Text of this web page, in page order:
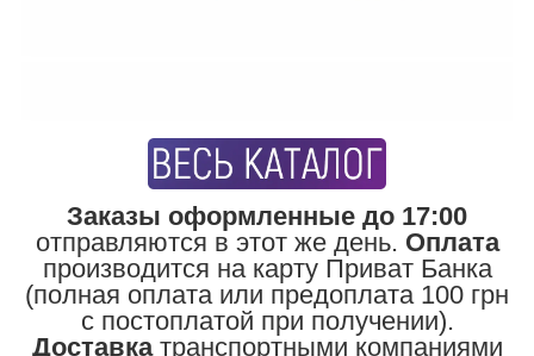
Заказы оформленные до 17:00
отправляются в этот же день. Оплата
производится на карту Приват Банка
(полная оплата или предоплата 100 грн
с постоплатой при получении).
Доставкатранспортными компаниями